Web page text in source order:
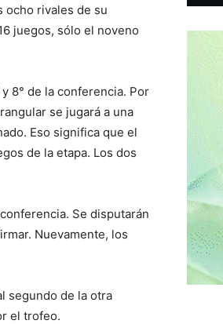
ocho rivales de su
juegos, sólo el noveno
8° de la conferencia. Por
se jugará a una
Eso significa que el
de la etapa. Los dos
Se disputarán
Nuevamente, los
segundo de la otra
el trofeo.